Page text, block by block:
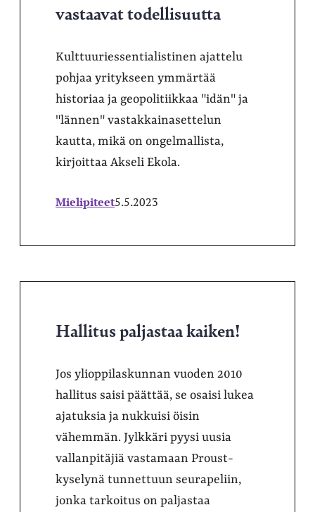
vastaavat todellisuutta
Kulttuuriessentialistinen ajattelu
pohjaa yritykseen ymmärtää
historiaa ja geopolitiikkaa "idän" ja
"lännen" vastakkainasettelun
kautta, mikä on ongelmallista,
kirjoittaa Akseli Ekola.
Mielipiteet5.5.2023
Hallitus paljastaa kaiken!
Jos ylioppilaskunnan vuoden 2010
hallitus saisi päättää, se osaisi lukea
ajatuksia ja nukkuisi öisin
vähemmän. Jylkkäri pyysi uusia
vallanpitäjiä vastamaan Proust-
kyselynä tunnettuun seurapeliin,
jonka tarkoitus on paljastaa